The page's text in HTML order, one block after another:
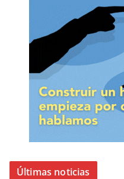
Últimas noticias